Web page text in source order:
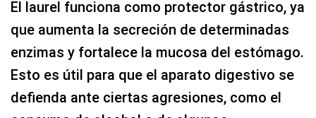
El laurel funciona como protector gástrico, ya
que aumenta la secreción de determinadas
enzimas y fortalece la mucosa del estómago.
Esto es útil para que el aparato digestivo se
defienda ante ciertas agresiones, como el